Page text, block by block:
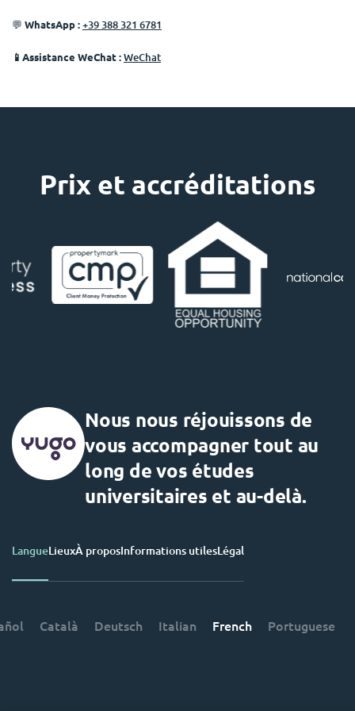
💬 WhatsApp :+39 388 321 6781
📱Assistance WeChat :WeChat
Prix ​​et accréditations
Nous nous réjouissons de
vous accompagner tout au
long de vos études
universitaires et au-delà.
LangueLieuxÀ proposInformations utilesLégal
Català Deutsch Italian French Portuguese